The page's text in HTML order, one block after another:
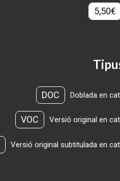
5,50€
DOC Doblada en
VOC Versió original en
Versió original subtitulada en